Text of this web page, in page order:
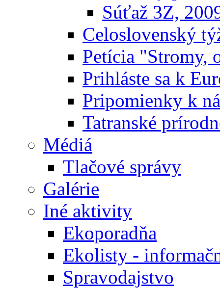
Súťaž 3Z,
Celoslovenský
Petícia "Stromy,
Prihláste sa k
Pripomienky k
Tatranské
Médiá
Tlačové správy
Galérie
Iné aktivity
Ekoporadňa
Ekolisty -
Spravodajstvo